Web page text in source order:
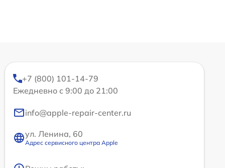
+7 (800) 101-14-79
Ежедневно с 9:00 до 21:00
info@apple-repair-center.ru
ул. Ленина, 60
Адрес сервисного центра Apple